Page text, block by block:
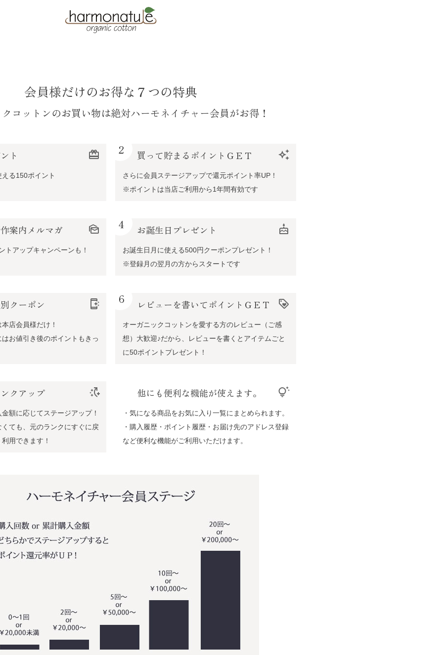
会員様だけのお得な７つの特典
コットンのお買い物は絶対ハーモネイチャー会員がお得！
ト redeem
る150ポイント
2 買って貯まるポイントＧＥＴ auto_awesome
さらに会員ステージアップで還元ポイント率UP！
※ポイントは当店ご利用から1年間有効です
案内メルマガ mark_as_unread
トアップキャンペーンも！
4 お誕生日プレゼント cake
お誕生日月に使える500円クーポンプレゼント！
※登録月の翌月の方からスタートです
クーポン app_shortcut
店会員様だけ！
お値引き後のポイントもきっ
6 レビューを書いてポイントＧＥＴ loyalty
オーガニックコットンを愛する方のレビュー（ご感
想）大歓迎♪だから、レビューを書くとアイテムごと
に50ポイントプレゼント！
クアップ switch_access_shortcut_add
額に応じてステージアップ！
ても、元のランクにすぐに戻
用できます！
他にも便利な機能が使えます。 tips_and_updates
・気になる商品をお気に入り一覧にまとめられます。
・購入履歴・ポイント履歴・お届け先のアドレス登録
など便利な機能がご利用いただけます。